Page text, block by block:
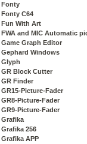
Fonty
Fonty C64
Fun With Art
FWA and MIC Automatic
Game Graph Editor
Gephard Windows
Glyph
GR Block Cutter
GR Finder
GR15-Picture-Fader
GR8-Picture-Fader
GR9-Picture-Fader
Grafika
Grafika 256
Grafika APP